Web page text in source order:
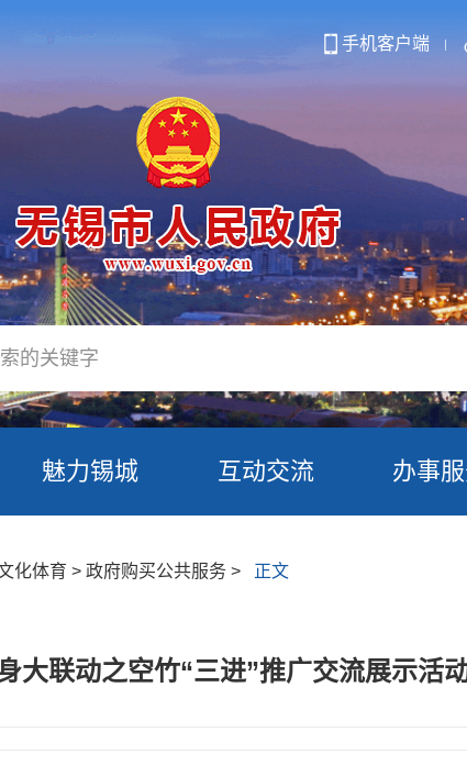
手机客户端
魅力锡城 互动交流 办事
化体育 > 政府购买公共服务 > 正文
大联动之空竹“三进”推广交流展示活